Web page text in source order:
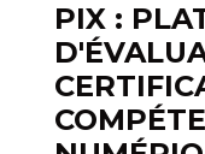
PIX :